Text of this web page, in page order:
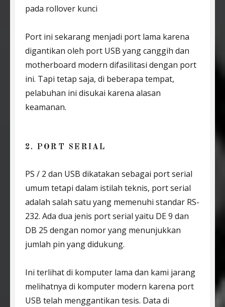
pada rollover kunci
Port ini sekarang menjadi port lama karena
digantikan oleh port USB yang canggih dan
motherboard modern difasilitasi dengan port
ini. Tapi tetap saja, di beberapa tempat,
pelabuhan ini disukai karena alasan
keamanan.
2. PORT SERIAL
PS / 2 dan USB dikatakan sebagai port serial
umum tetapi dalam istilah teknis, port serial
adalah salah satu yang memenuhi standar RS-
232. Ada dua jenis port serial yaitu DE 9 dan
DB 25 dengan nomor yang menunjukkan
jumlah pin yang didukung.
Ini terlihat di komputer lama dan kami jarang
melihatnya di komputer modern karena port
USB telah menggantikan tesis. Data di